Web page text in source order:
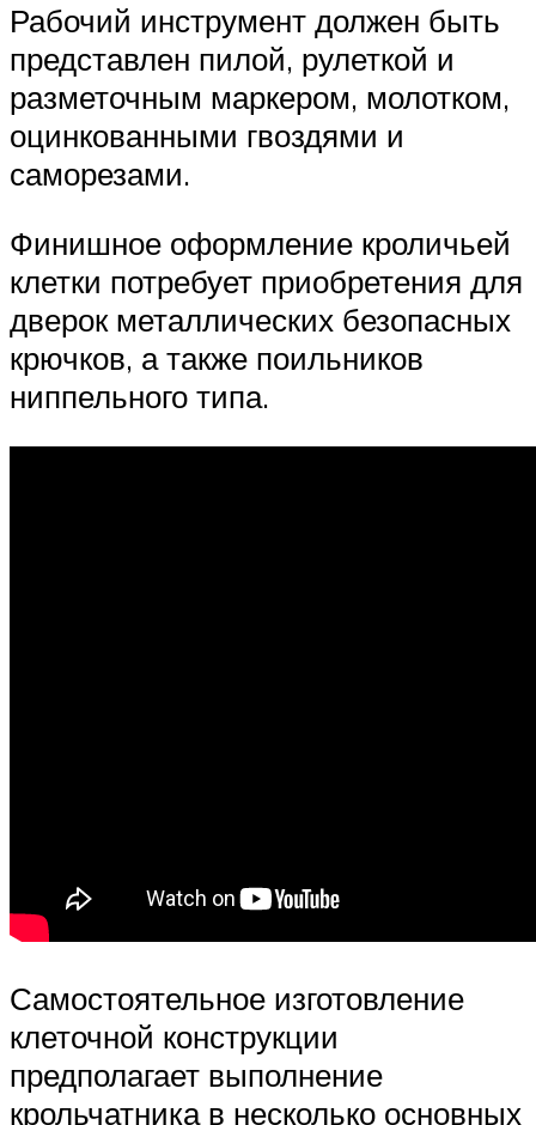
Рабочий инструмент должен быть
представлен пилой, рулеткой и
разметочным маркером, молотком,
оцинкованными гвоздями и
саморезами.
Финишное оформление кроличьей
клетки потребует приобретения для
дверок металлических безопасных
крючков, а также поильников
ниппельного типа.
Самостоятельное изготовление
клеточной конструкции
предполагает выполнение
крольчатника в несколько основных